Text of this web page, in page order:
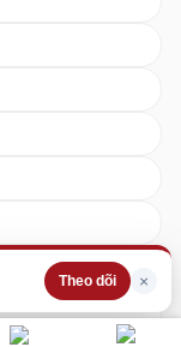
Theo dõi ×